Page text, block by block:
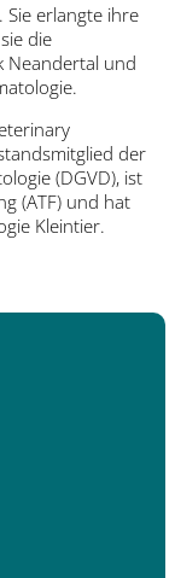
erlangte ihre
die
Neandertal und
der
(DGVD), ist
(ATF) und hat
Kleintier.